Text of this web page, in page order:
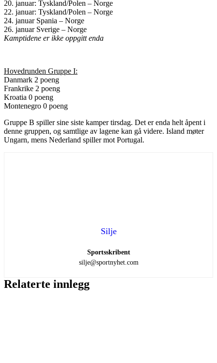
20. januar: Tyskland/Polen – Norge
22. januar: Tyskland/Polen – Norge
24. januar Spania – Norge
26. januar Sverige – Norge
Kamptidene er ikke oppgitt enda
Hovedrunden Gruppe I:
Danmark 2 poeng
Frankrike 2 poeng
Kroatia 0 poeng
Montenegro 0 poeng
Gruppe B spiller sine siste kamper tirsdag. Det er enda helt åpent i
denne gruppen, og samtlige av lagene kan gå videre. Island møter
Ungarn, mens Nederland spiller mot Portugal.
Silje
Sportsskribent
silje@sportnyhet.com
Relaterte innlegg